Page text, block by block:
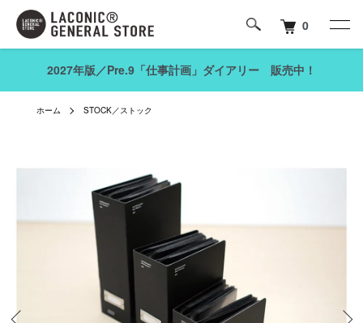
0
2027年版／Pre.9「仕事計画」ダイアリー 販売中！
ホーム STOCK／ストック